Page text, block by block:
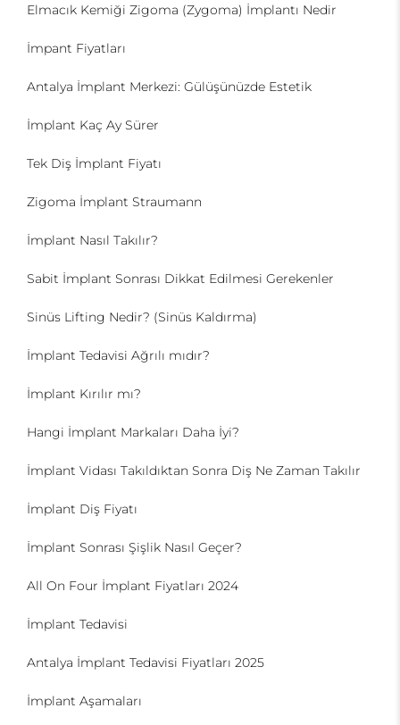
Elmacık Kemiği Zigoma (Zygoma) İmplantı Nedir
İmpant Fiyatları
Antalya İmplant Merkezi: Gülüşünüzde Estetik
İmplant Kaç Ay Sürer
Tek Diş İmplant Fiyatı
Zigoma İmplant Straumann
İmplant Nasıl Takılır?
Sabit İmplant Sonrası Dikkat Edilmesi Gerekenler
Sinüs Lifting Nedir? (Sinüs Kaldırma)
İmplant Tedavisi Ağrılı mıdır?
İmplant Kırılır mı?
Hangi İmplant Markaları Daha İyi?
İmplant Vidası Takıldıktan Sonra Diş Ne Zaman Takılır
İmplant Diş Fiyatı
İmplant Sonrası Şişlik Nasıl Geçer?
All On Four İmplant Fiyatları 2024
İmplant Tedavisi
Antalya İmplant Tedavisi Fiyatları 2025
İmplant Aşamaları